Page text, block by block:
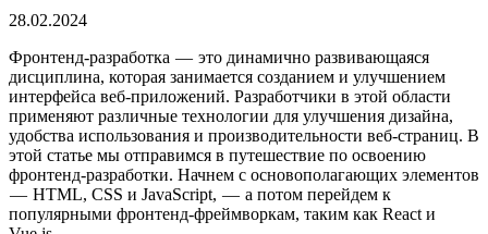
28.02.2024
Фронтенд-разработка — это динамично развивающаяся
дисциплина, которая занимается созданием и улучшением
интерфейса веб-приложений. Разработчики в этой области
применяют различные технологии для улучшения дизайна,
удобства использования и производительности веб-страниц. В
этой статье мы отправимся в путешествие по освоению
фронтенд-разработки. Начнем с основополагающих элементов
— HTML, CSS и JavaScript, — а потом перейдем к
популярными фронтенд-фреймворкам, таким как React и